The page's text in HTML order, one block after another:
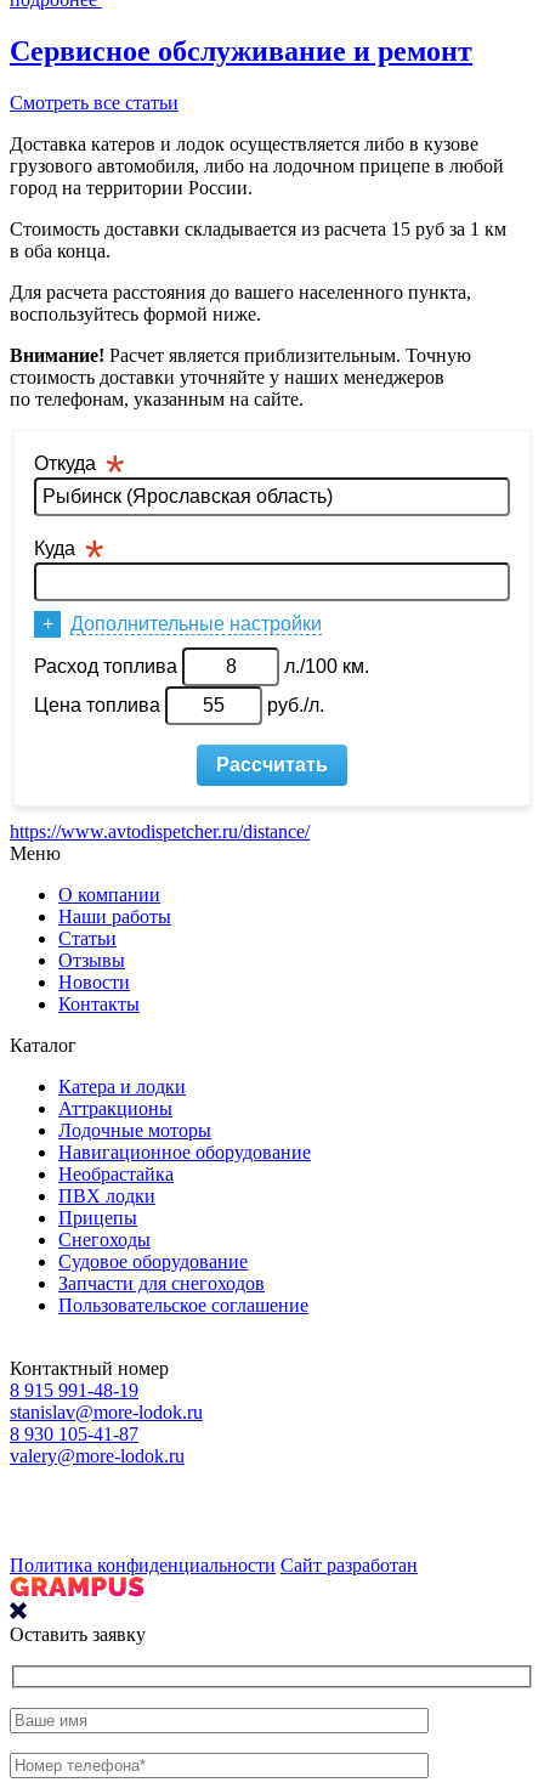
Сервисное обслуживание и ремонт
Смотреть все статьи
Доставка катеров и лодок осуществляется либо в кузове
грузового автомобиля, либо на лодочном прицепе в любой
город на территории России.
Стоимость доставки складывается из расчета 15 руб за 1 км
в оба конца.
Для расчета расстояния до вашего населенного пункта,
воспользуйтесь формой ниже.
Внимание! Расчет является приблизительным. Точную
стоимость доставки уточняйте у наших менеджеров
по телефонам, указанным на сайте.
https://www.avtodispetcher.ru/distance/
Меню
О компании
Наши работы
Статьи
Отзывы
Новости
Контакты
Каталог
Катера и лодки
Аттракционы
Лодочные моторы
Навигационное оборудование
Необрастайка
ПВХ лодки
Прицепы
Снегоходы
Судовое оборудование
Запчасти для снегоходов
Пользовательское соглашение
Контактный номер
8 915 991-48-19
stanislav@more-lodok.ru
8 930 105-41-87
valery@more-lodok.ru
Политика конфиденциальности Сайт разработан
Оставить заявку